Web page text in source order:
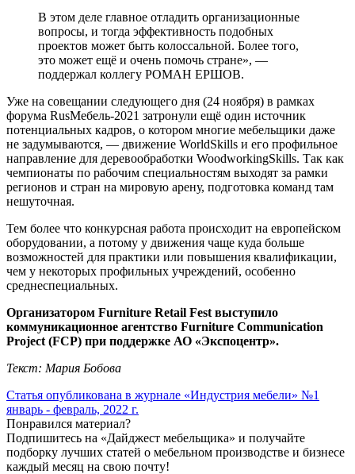
В этом деле главное отладить организационные
вопросы, и тогда эффективность подобных
проектов может быть колоссальной. Более того,
это может ещё и очень помочь стране», —
поддержал коллегу РОМАН ЕРШОВ.
Уже на совещании следующего дня (24 ноября) в рамках
форума RusМебель-2021 затронули ещё один источник
потенциальных кадров, о котором многие мебельщики даже
не задумываются, — движение WorldSkills и его профильное
направление для деревообработки WoodworkingSkills. Так как
чемпионаты по рабочим специальностям выходят за рамки
регионов и стран на мировую арену, подготовка команд там
нешуточная.
Тем более что конкурсная работа происходит на европейском
оборудовании, а потому у движения чаще куда больше
возможностей для практики или повышения квалификации,
чем у некоторых профильных учреждений, особенно
среднеспециальных.
Организатором Furniture Retail Fest выступило
коммуникационное агентство Furniture Communication
Project (FCP) при поддержке АО «Экспоцентр».
Текст: Мария Бобова
Статья опубликована в журнале «Индустрия мебели» №1
январь - февраль, 2022 г.
Понравился материал?
Подпишитесь на «Дайджест мебельщика» и получайте
подборку лучших статей о мебельном производстве и бизнесе
каждый месяц на свою почту!